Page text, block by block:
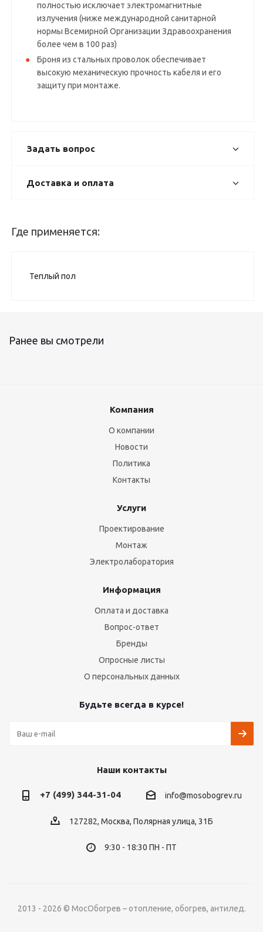
полностью исключает электромагнитные
излучения (ниже международной санитарной
нормы Всемирной Организации Здравоохранения
более чем в 100 раз)
Броня из стальных проволок обеспечивает
высокую механическую прочность кабеля и его
защиту при монтаже.
Задать вопрос
Доставка и оплата
Где применяется:
Теплый пол
Ранее вы смотрели
Компания
О компании
Новости
Политика
Контакты
Услуги
Проектирование
Монтаж
Электролаборатория
Информация
Оплата и доставка
Вопрос-ответ
Бренды
Опросные листы
О персональных данных
Будьте всегда в курсе!
Наши контакты
+7 (499) 344-31-04 info@mosobogrev.ru
127282, Москва, Полярная улица, 31Б
9:30 - 18:30 ПН - ПТ
2013 - 2026 © МосОбогрев – отопление, обогрев, антилед.